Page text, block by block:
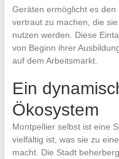
Geräten ermöglicht es
vertraut zu machen, die
nutzen werden. Diese
von Beginn ihrer
auf dem Arbeitsmarkt.
Ein
Ökosystem
Montpellier selbst ist eine
vielfältig ist, was sie zu
macht. Die Stadt